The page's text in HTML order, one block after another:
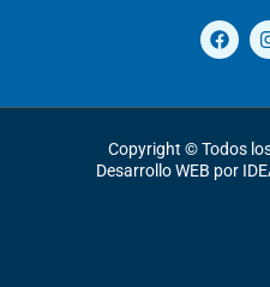
F
a
b
o
k
Copyright © Todos
Desarrollo WEB por